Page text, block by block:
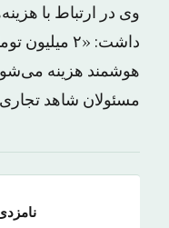
وی در ارتباط با
داشت: «۲
هوشمند هزینه
مسئولان شاهد